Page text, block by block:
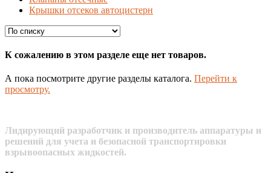
Крышки отсеков автоцистерн
К сожалению в этом разделе еще нет товаров.
А пока посмотрите другие разделы каталога. Перейти к
просмотру.
Лидирующий разработчик и производитель аппаратуры и
решений для учета и безопасной транспортировки
взрывоопасных жидкостей.